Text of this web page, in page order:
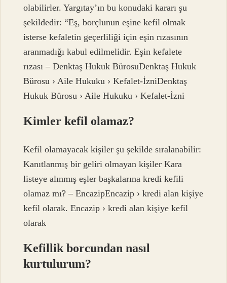
olabilirler. Yargıtay’ın bu konudaki kararı şu
şekildedir: “Eş, borçlunun eşine kefil olmak
isterse kefaletin geçerliliği için eşin rızasının
aranmadığı kabul edilmelidir. Eşin kefalete
rızası – Denktaş Hukuk BürosuDenktaş Hukuk
Bürosu › Aile Hukuku › Kefalet-İzniDenktaş
Hukuk Bürosu › Aile Hukuku › Kefalet-İzni
Kimler kefil olamaz?
Kefil olamayacak kişiler şu şekilde sıralanabilir:
Kanıtlanmış bir geliri olmayan kişiler Kara
listeye alınmış eşler başkalarına kredi kefili
olamaz mı? – EncazipEncazip › kredi alan kişiye
kefil olarak. Encazip › kredi alan kişiye kefil
olarak
Kefillik borcundan nasıl
kurtulurum?